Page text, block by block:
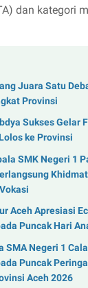
dan kategori
Juara Satu
Provinsi
Sukses Gelar
ke Provinsi
SMK Negeri 1
Aceh Apresiasi
Puncak Hari
SMA Negeri 1
Puncak
Aceh 2026